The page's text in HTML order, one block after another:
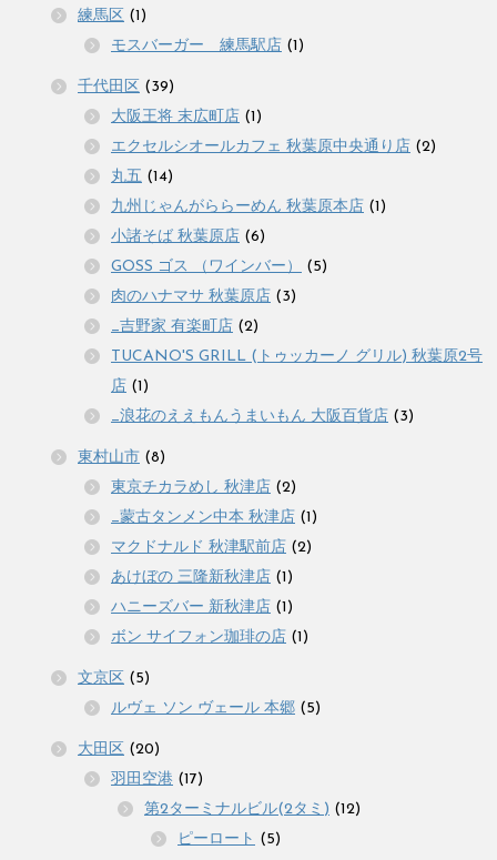
練馬区 (1)
モスバーガー 練馬駅店 (1)
千代田区 (39)
大阪王将 末広町店 (1)
エクセルシオールカフェ 秋葉原中央通り店 (2)
丸五 (14)
九州じゃんがららーめん 秋葉原本店 (1)
小諸そば 秋葉原店 (6)
GOSS ゴス （ワインバー）
(5)
肉のハナマサ 秋葉原店 (3)
_吉野家 有楽町店 (2)
TUCANO'S GRILL (トゥッカーノ グリル) 秋葉原2号
店 (1)
_浪花のええもんうまいもん 大阪百貨店 (3)
東村山市 (8)
東京チカラめし 秋津店 (2)
_蒙古タンメン中本 秋津店 (1)
マクドナルド 秋津駅前店 (2)
あけぼの 三隆新秋津店 (1)
ハニーズバー 新秋津店 (1)
ボン サイフォン珈琲の店 (1)
文京区 (5)
ルヴェ ソン ヴェール 本郷 (5)
大田区 (20)
羽田空港 (17)
第2ターミナルビル(2タミ) (12)
ピーロート (5)